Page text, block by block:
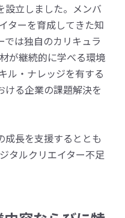
設立しました。メンバ
ターを育成してきた知
では独自のカリキュラ
が継続的に学べる環境
ル・ナレッジを有する
ける企業の課題解決を
成長を支援するととも
タルクリエイター不足